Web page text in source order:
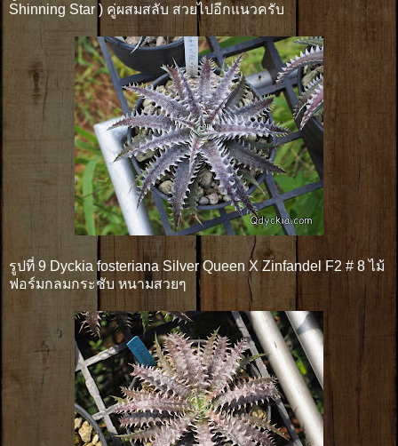
Shinning Star ) คู่ผสมสลับ สวยไปอีกแนวครับ
รูปที่ 9 Dyckia fosteriana Silver Queen X Zinfandel F2 # 8 ไม้
ฟอร์มกลมกระชับ หนามสวยๆ